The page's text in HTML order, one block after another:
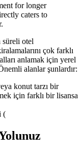
for longer
caters to
süreli otel
çok farklı
anlamak için yerel
alanlar şunlardır:
konut tarzı bir
için farklı bir lisansa
(